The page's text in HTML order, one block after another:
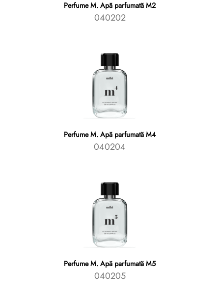
Perfume M. Apă parfumată M2
040202
Perfume M. Apă parfumată M4
040204
Perfume M. Apă parfumată M5
040205